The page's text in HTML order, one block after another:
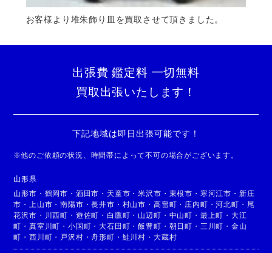
お客様より堆朱飾り皿を買取させて頂きました。
出張費 鑑定料 一切無料
買取出張いたします！
下記地域は即日出張可能です！
※他のご依頼の状況、時間帯によって不可の場合がございます。
山形県
山形市 ・ 鶴岡市 ・ 酒田市 ・ 天童市 ・米沢市 ・ 東根市 ・ 寒河江市 ・ 新庄
市 ・ 上山市 ・南陽市 ・長井市 ・ 村山市 ・ 高畠町 ・ 庄内町 ・河北町 ・ 尾
花沢市 ・ 川西町 ・ 遊佐町 ・ 白鷹町 ・ 山辺町 ・ 中山町 ・ 最上町 ・ 大江
町 ・真室川町 ・小国町 ・大石田町 ・飯豊町 ・ 朝日町 ・ 三川町 ・ 金山
町 ・西川町 ・ 戸沢村 ・舟形町 ・ 鮭川村 ・ 大蔵村